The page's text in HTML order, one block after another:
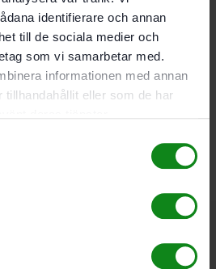
identifierare och annan
till de sociala medier och
som vi samarbetar med.
informationen med annan
tillhandahållit eller som de har
300 Antal
än.
”Festool DOMINO-bricka